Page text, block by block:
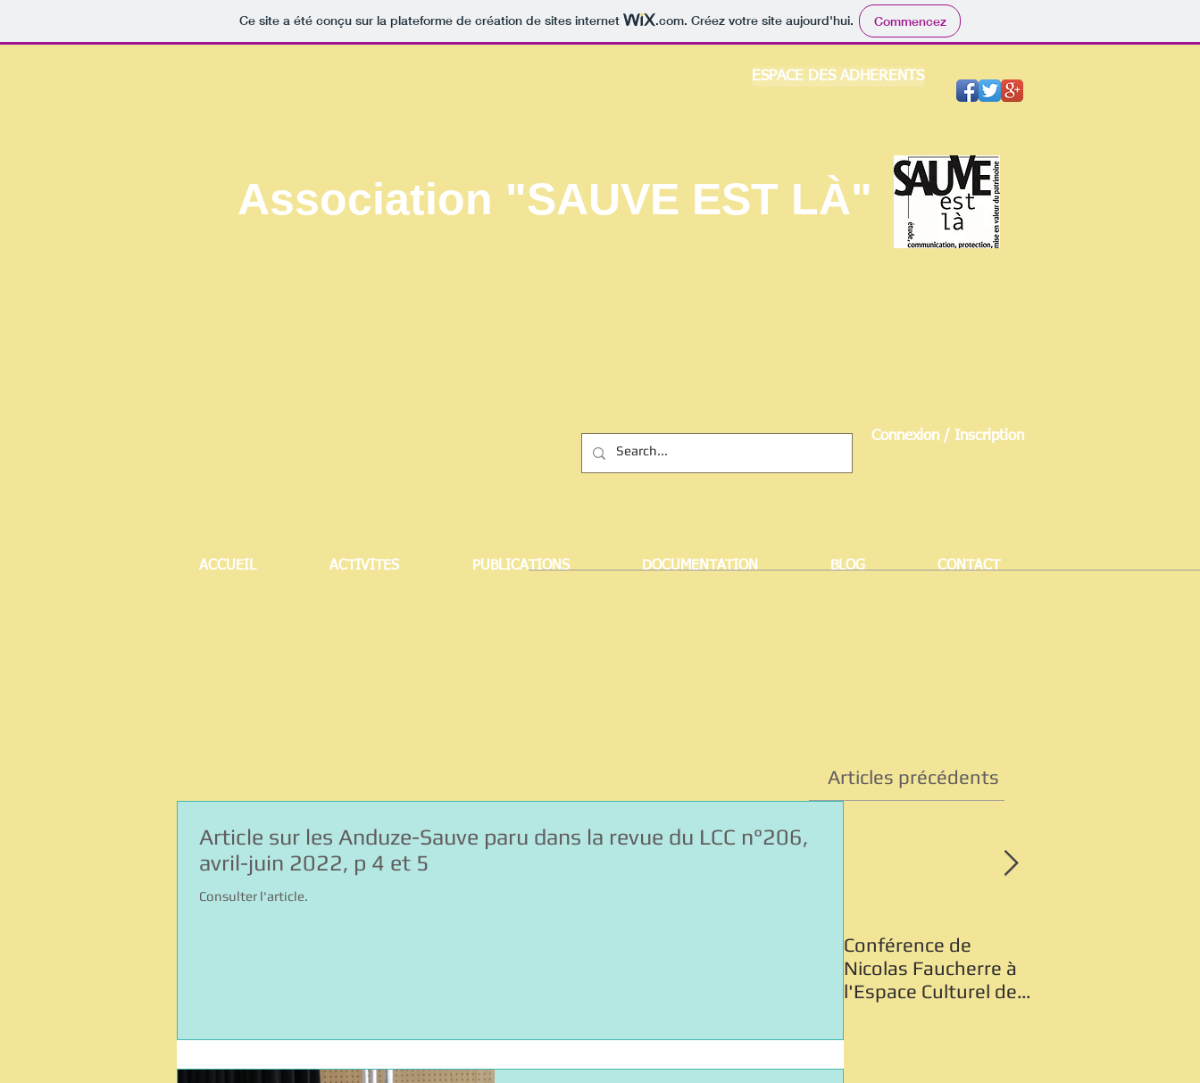
Ce site a été conçu sur la plateforme de création de sites internet .com. Créez votre site aujourd'hui. Commencez
ESPACE DES ADHERENTS
Association "SAUVE EST LÀ"
Connexion / Inscription
ACCUEIL ACTIVITES PUBLICATIONS DOCUMENTATION BLOG CONTACT
Articles précédents
Article sur les Anduze-Sauve paru dans la revue du LCC n°206,
avril-juin 2022, p 4 et 5
Consulter l'article.
Conférence de
Nicolas Faucherre à
l'Espace Culturel de